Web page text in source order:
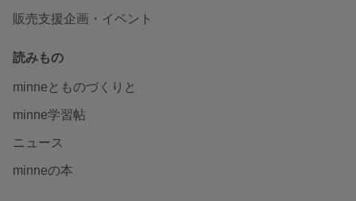
販売支援企画・イベント
読みもの
minneとものづくりと
minne学習帖
ニュース
minneの本